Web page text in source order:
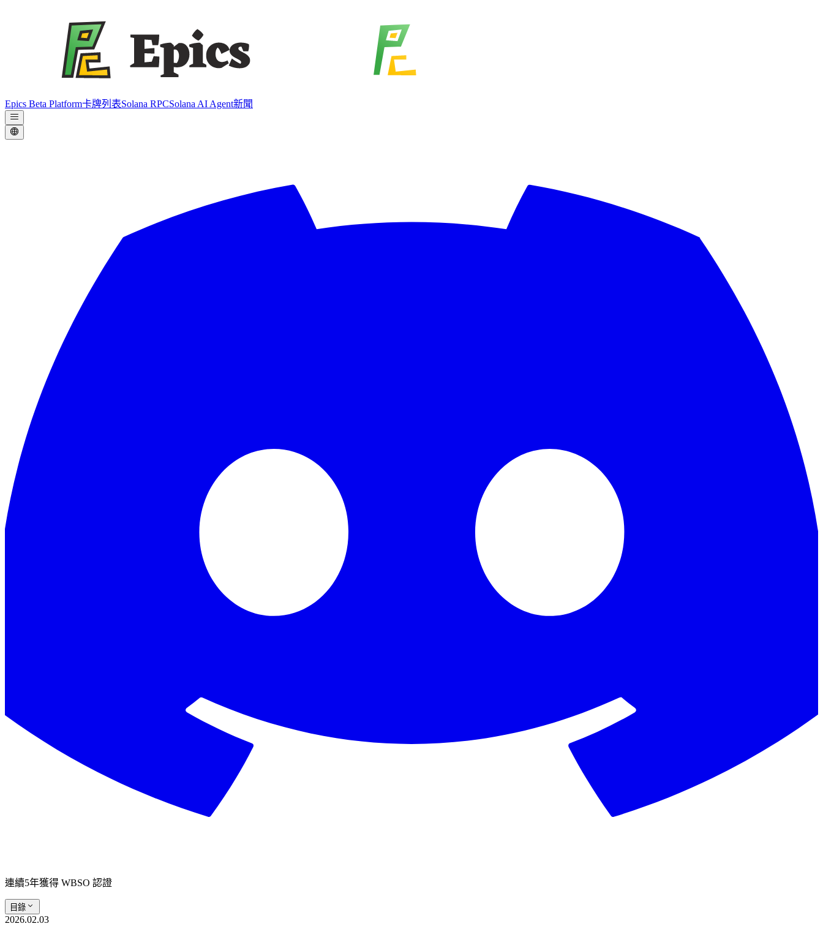
Epics Beta Platform卡牌列表Solana RPCSolana AI Agent新聞
連續5年獲得 WBSO 認證
目錄
2026.02.03